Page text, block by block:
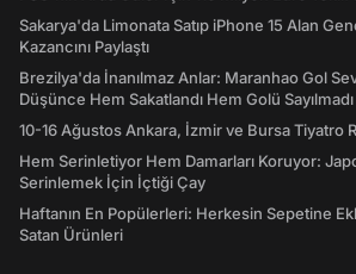
Sakarya'da Limonata Satıp iPhone 15 Alan
Kazancını Paylaştı
Brezilya'da İnanılmaz Anlar: Maranhao Gol
Düşünce Hem Sakatlandı Hem Golü Sayılmadı
10-16 Ağustos Ankara, İzmir ve Bursa Tiyatro
Hem Serinletiyor Hem Damarları Koruyor:
Serinlemek İçin İçtiği Çay
Haftanın En Popülerleri: Herkesin Sepetine
Satan Ürünleri